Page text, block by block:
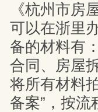
《杭州市房
可以在浙里
备的材料有
合同、房屋
将所有材料
备案”，按流